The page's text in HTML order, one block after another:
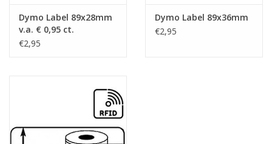
Dymo Label 89x28mm
v.a. € 0,95 ct.
€2,95
Dymo Label 89x36mm
€2,95